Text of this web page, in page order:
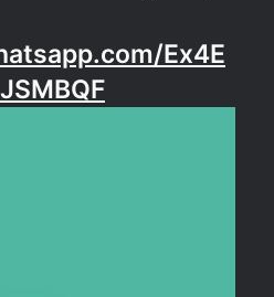
Ex4E